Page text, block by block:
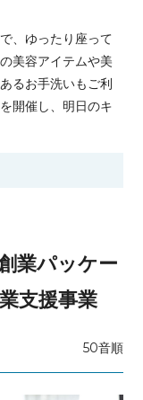
、ゆったり座って
美容アイテムや美
るお手洗いもご利
開催し、明日のキ
業パッケー
支援事業
50音順